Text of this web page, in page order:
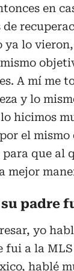
en
ya lo
A mí me
y lo
hicimos
el
que al
mejor
su padre
yo
fui a la
hablé